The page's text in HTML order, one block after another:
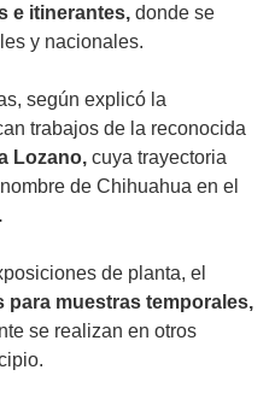
e itinerantes, donde se
y nacionales.
según explicó la
trabajos de la reconocida
Lozano, cuya trayectoria
de Chihuahua en el
de planta, el
para muestras temporales,
se realizan en otros